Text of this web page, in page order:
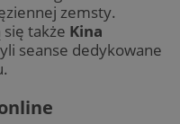
zemsty.
także Kina
seanse dedykowane